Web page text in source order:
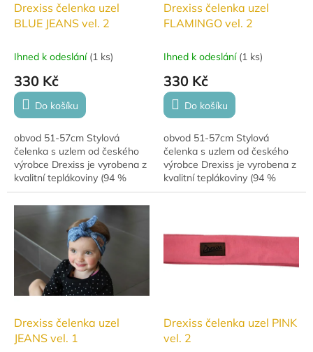
Drexiss čelenka uzel
BLUE JEANS vel. 2
Ihned k odeslání (1 ks)
330 Kč
Do košíku
obvod 51-57cm Stylová
čelenka s uzlem od českého
výrobce Drexiss je vyrobena z
kvalitní teplákoviny (94 %
bavlna, 6 % elastan). Díky uzlu
lze snadno nastavit velikost,
což...
Drexiss čelenka uzel
FLAMINGO vel. 2
Ihned k odeslání (1 ks)
330 Kč
Do košíku
obvod 51-57cm Stylová
čelenka s uzlem od českého
výrobce Drexiss je vyrobena z
kvalitní teplákoviny (94 %
bavlna, 6 % elastan). Díky uzlu
Drexiss čelenka uzel
JEANS vel. 1
Drexiss čelenka uzel PINK
vel. 2